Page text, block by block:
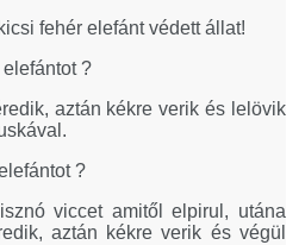
fehér elefánt védett állat!
?
aztán kékre verik és lelövik
?
viccet amitől elpirul, utána
aztán kékre verik és végül